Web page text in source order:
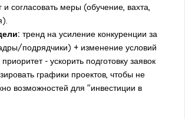
и согласовать меры (обучение, вахта,
тренд на усиление конкуренции за
подрядчики) + изменение условий
- ускорить подготовку заявок
графики проектов, чтобы не
возможностей для "инвестиции в